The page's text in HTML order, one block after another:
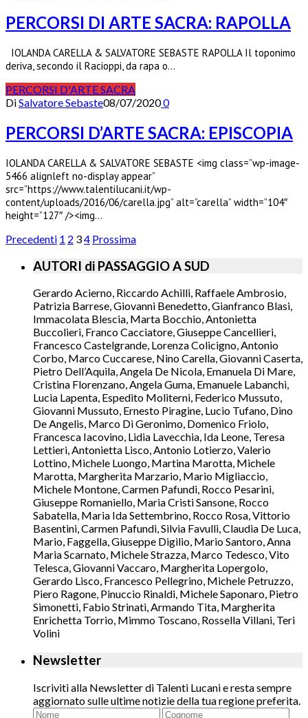
PERCORSI DI ARTE SACRA: RAPOLLA
IOLANDA CARELLA & SALVATORE SEBASTE RAPOLLA Il toponimo
deriva, secondo il Racioppi, da rapa o…
PERCORSI D'ARTE SACRA
DiSalvatore Sebaste08/07/20200
PERCORSI D’ARTE SACRA: EPISCOPIA
IOLANDA CARELLA & SALVATORE SEBASTE <img class=”wp-image-
5466 alignleft no-display appear”
src=”https://www.talentilucani.it/wp-
content/uploads/2016/06/carella.jpg” alt=”carella” width=”104″
height=”127″ /><img…
Precedenti 1 2 34 Prossima
AUTORI di PASSAGGIO A SUD
Gerardo Acierno, Riccardo Achilli, Raffaele Ambrosio,
Patrizia Barrese, Giovanni Benedetto, Gianfranco Blasi,
Immacolata Blescia, Marta Bocchio, Antonietta
Buccolieri, Franco Cacciatore, Giuseppe Cancellieri,
Francesco Castelgrande, Lorenza Colicigno, Antonio
Corbo, Marco Cuccarese, Nino Carella, Giovanni Caserta,
Pietro Dell’Aquila, Angela De Nicola, Emanuela Di Mare,
Cristina Florenzano, Angela Guma, Emanuele Labanchi,
Lucia Lapenta, Espedito Moliterni, Federico Mussuto,
Giovanni Mussuto, Ernesto Piragine, Lucio Tufano, Dino
De Angelis, Marco Di Geronimo, Domenico Friolo,
Francesca Iacovino, Lidia Lavecchia, Ida Leone, Teresa
Lettieri, Antonietta Lisco, Antonio Lotierzo, Valerio
Lottino, Michele Luongo, Martina Marotta, Michele
Marotta, Margherita Marzario, Mario Migliaccio,
Michele Montone, Carmen Pafundi, Rocco Pesarini,
Giuseppe Romaniello, Maria Cristi Sansone, Rocco
Sabatella, Maria Ida Settembrino, Rocco Rosa, Vittorio
Basentini, Carmen Pafundi, Silvia Favulli, Claudia De Luca,
Mario, Faggella, Giuseppe Digilio, Mario Santoro, Anna
Maria Scarnato, Michele Strazza, Marco Tedesco, Vito
Telesca, Giovanni Vaccaro, Margherita Lopergolo,
Gerardo Lisco, Francesco Pellegrino, Michele Petruzzo,
Piero Ragone, Pinuccio Rinaldi, Michele Saponaro, Pietro
Simonetti, Fabio Strinati, Armando Tita, Margherita
Enrichetta Torrio, Mimmo Toscano, Rossella Villani, Teri
Volini
Newsletter
Iscriviti alla Newsletter di Talenti Lucani e resta sempre
aggiornato sulle ultime notizie della tua regione preferita.